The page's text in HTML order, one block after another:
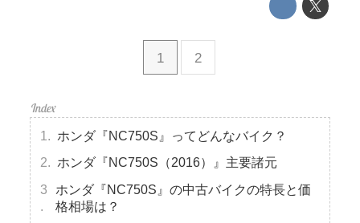
1 2
ホンダ『NC750S』ってどんなバイク？
ホンダ『NC750S（2016）』主要諸元
ホンダ『NC750S』の中古バイクの特長と価
格相場は？